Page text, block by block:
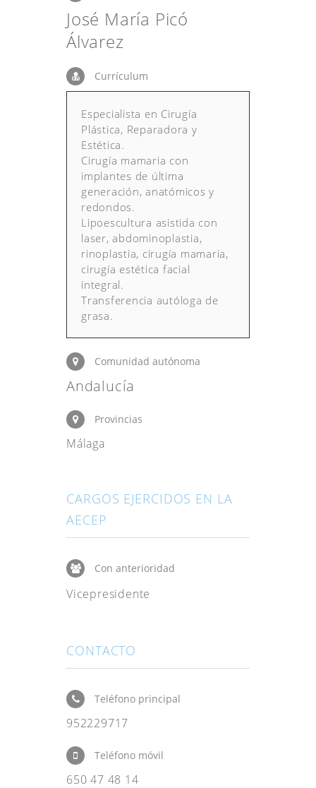
José María Picó
Álvarez
Currículum
Especialista en Cirugía
Plástica, Reparadora y
Estética.
Cirugía mamaria con
implantes de última
generación, anatómicos y
redondos.
Lipoescultura asistida con
laser, abdominoplastia,
rinoplastia, cirugía mamaria,
cirugía estética facial
integral.
Transferencia autóloga de
grasa.
Comunidad autónoma
Andalucía
Provincias
Málaga
CARGOS EJERCIDOS EN LA
AECEP
Con anterioridad
Vicepresidente
CONTACTO
Teléfono principal
952229717
Teléfono móvil
650 47 48 14